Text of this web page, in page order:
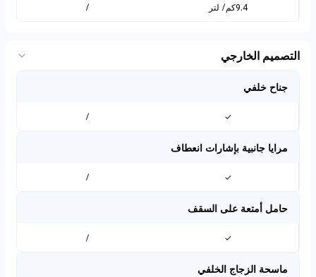
9.4كم/ لتر /
التصميم الخارجي
جناح خلفي
✓
/
مرايا جانبية بإشارات انعطاف
✓
/
حامل أمتعة على السقف
✓
/
ماسحة الزجاج الخلفي